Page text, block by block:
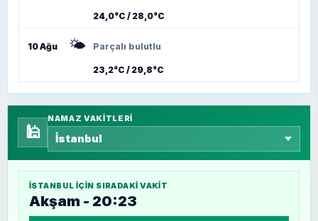
24,0°C / 28,0°C
10 Ağu 🌤️ Parçalı bulutlu
23,2°C / 29,8°C
🕌
NAMAZ VAKITLERI
İSTANBUL IÇIN SIRADAKI VAKIT
Akşam - 20:23